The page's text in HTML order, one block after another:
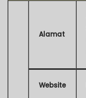
Alamat
Website